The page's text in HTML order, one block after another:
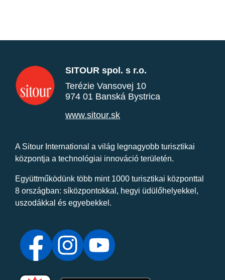
SITOUR spol. s r.o.
Terézie Vansovej 10
974 01 Banská Bystrica
www.sitour.sk
A Sitour International a világ legnagyobb turisztikai
központja a technológiai innováció területén.
Együttműködünk több mint 1000 turisztikai központtal
8 országban: síközpontokkal, hegyi üdülőhelyekkel,
uszodákkal és egyebekkel.